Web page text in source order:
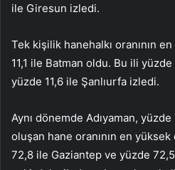
ile Giresun izledi.
Tek kişilik hanehalkı oranının
11,1 ile Batman oldu. Bu ili
yüzde 11,6 ile Şanlıurfa izledi.
Aynı dönemde Adıyaman,
oluşan hane oranının en
72,8 ile Gaziantep ve yüzde